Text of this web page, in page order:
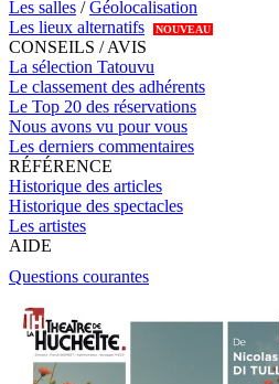
Les salles /Géolocalisation
Les lieux alternatifs
NOUVEAU
CONSEILS / AVIS
La sélection Tatouvu
Le classement des adhérents
Le Top 20 des réservations
Nous avons vu pour vous
Les derniers commentaires
RÉFÉRENCE
Historique des articles
Historique des spectacles
Les artistes
AIDE
Questions courantes